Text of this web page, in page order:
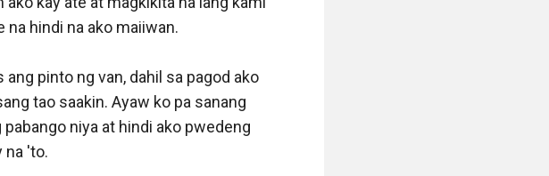
na hindi na ako maiiwan.
pinto ng van, dahil sa pagod ako
tao saakin. Ayaw ko pa sanang
niya at hindi ako pwedeng
na 'to.